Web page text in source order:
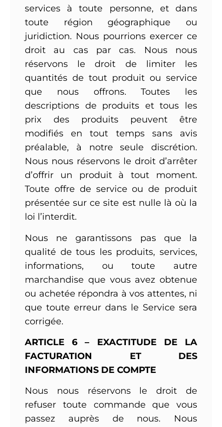
services à toute personne, et dans
toute région géographique ou
juridiction. Nous pourrions exercer ce
droit au cas par cas. Nous nous
réservons le droit de limiter les
quantités de tout produit ou service
que nous offrons. Toutes les
descriptions de produits et tous les
prix des produits peuvent être
modifiés en tout temps sans avis
préalable, à notre seule discrétion.
Nous nous réservons le droit d’arrêter
d’offrir un produit à tout moment.
Toute offre de service ou de produit
présentée sur ce site est nulle là où la
loi l’interdit.
Nous ne garantissons pas que la
qualité de tous les produits, services,
informations, ou toute autre
marchandise que vous avez obtenue
ou achetée répondra à vos attentes, ni
que toute erreur dans le Service sera
corrigée.
ARTICLE 6 – EXACTITUDE DE LA
FACTURATION ET DES
INFORMATIONS DE COMPTE
Nous nous réservons le droit de
refuser toute commande que vous
passez auprès de nous. Nous